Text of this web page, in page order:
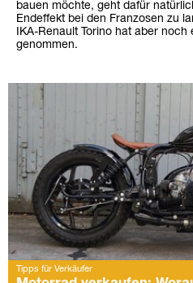
bauen möchte, geht dafür
Endeffekt bei den Franzosen zu
IKA-Renault Torino hat aber
genommen.
Tipps für Verkäufer